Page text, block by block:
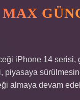
MAX
iPhone 14
piyasaya
almaya devam